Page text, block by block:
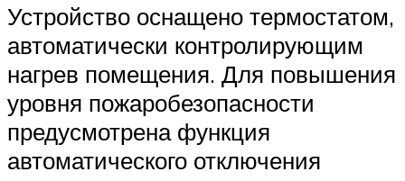
Устройство оснащено термостатом,
автоматически контролирующим
нагрев помещения. Для повышения
уровня пожаробезопасности
предусмотрена функция
автоматического отключения